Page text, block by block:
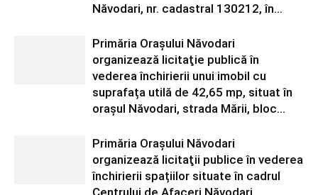
Năvodari, nr. cadastral 130212, în...
Primăria Orașului Năvodari
organizează licitaţie publică în
vederea închirierii unui imobil cu
suprafața utilă de 42,65 mp, situat în
orașul Năvodari, strada Mării, bloc...
Primăria Orașului Năvodari
organizează licitaţii publice în vederea
închirierii spațiilor situate în cadrul
Centrului de Afaceri Năvodari